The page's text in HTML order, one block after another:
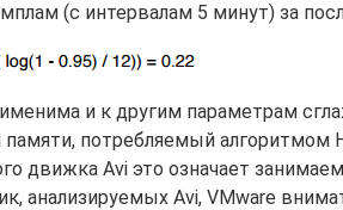
(с интервалам 5 минут) за
и к другим параметрам
потребляемый алгоритмом
движка Avi это означает
анализируемых Avi, VMware